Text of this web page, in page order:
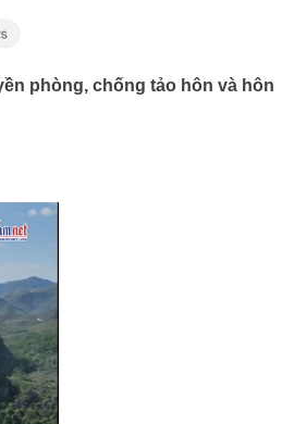
phòng, chống tảo hôn và hôn